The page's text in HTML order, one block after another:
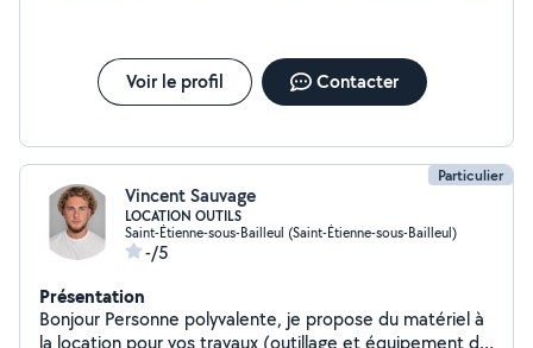
Voir le profil Contacter
Particulier
Vincent Sauvage
LOCATION OUTILS
Saint-Étienne-sous-Bailleul (Saint-Étienne-sous-Bailleul)
-/5
Présentation
Bonjour Personne polyvalente, je propose du matériel à
la location pour vos travaux (outillage et équipement de